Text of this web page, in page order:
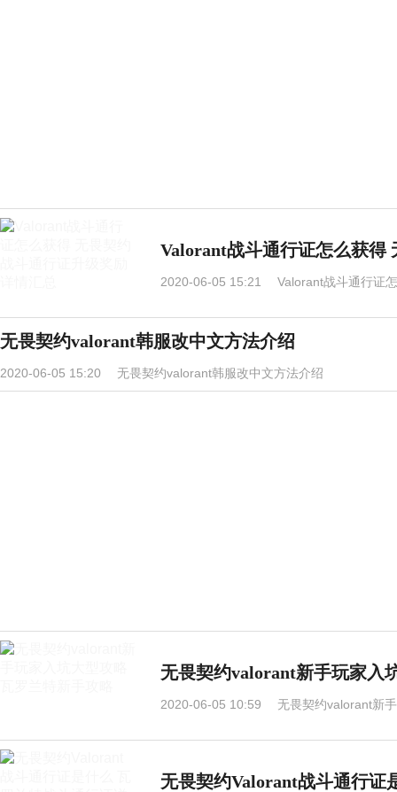
Valorant战斗通行证怎么获得
2020-06-05 15:21 Valorant战斗通行证
无畏契约valorant韩服改中文方法介绍
2020-06-05 15:20 无畏契约valorant韩服改中文方法介绍
无畏契约valorant新手玩家入
2020-06-05 10:59 无畏契约valorant新
无畏契约Valorant战斗通行证